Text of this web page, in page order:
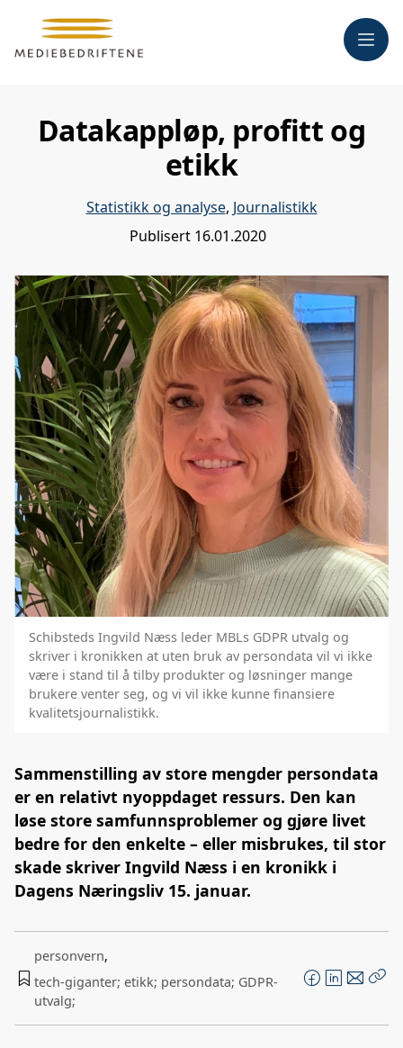
Meny
Datakappløp, profitt og
etikk
Statistikk og analyse, Journalistikk
Publisert 16.01.2020
Schibsteds Ingvild Næss leder MBLs GDPR utvalg og
skriver i kronikken at uten bruk av persondata vil vi ikke
være i stand til å tilby produkter og løsninger mange
brukere venter seg, og vi vil ikke kunne finansiere
kvalitetsjournalistikk.
Sammenstilling av store mengder persondata
er en relativt nyoppdaget ressurs. Den kan
løse store samfunnsproblemer og gjøre livet
bedre for den enkelte – eller misbrukes, til stor
skade skriver Ingvild Næss i en kronikk i
Dagens Næringsliv 15. januar.
personvern,
tech-giganter; etikk; persondata; GDPR-
utvalg;
F
c
L
n
E
p